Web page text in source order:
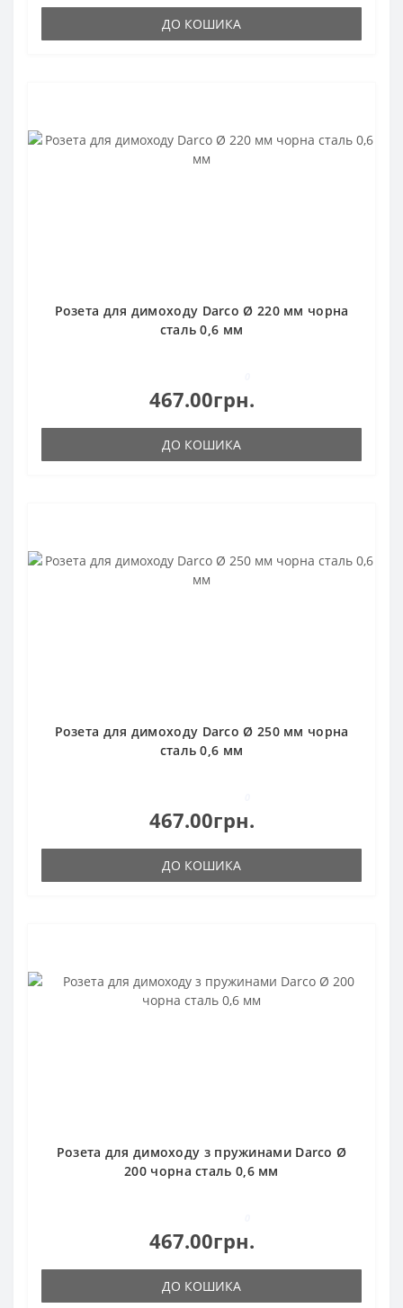
ДО КОШИКА
Розета для димоходу Darco Ø 220 мм чорна
сталь 0,6 мм
467.00грн.
ДО КОШИКА
Розета для димоходу Darco Ø 250 мм чорна
сталь 0,6 мм
467.00грн.
ДО КОШИКА
Розета для димоходу з пружинами Darco Ø
200 чорна сталь 0,6 мм
467.00грн.
ДО КОШИКА